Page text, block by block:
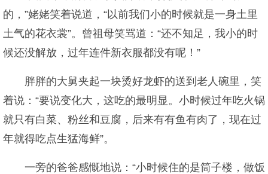
的，”姥姥笑着说道，“以前我们小的时候就是一身土里
土气的花衣裳”。曾祖母笑骂道：“还不知足，我小的时
候还没解放，过年连件新衣服都没有呢！”
胖胖的大舅夹起一块烫好龙虾的送到老人碗里，笑
着说：“要说变化大，这吃的最明显。小时候过年吃火锅
就只有白菜、粉丝和豆腐，后来有有鱼有肉了，现在过
年就得吃点生猛海鲜”。
一旁的爸爸感慨地说：“小时候住的是筒子楼，做饭